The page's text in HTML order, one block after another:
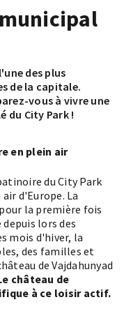
des plus
de la capitale.
vous à vivre une
du City Park !
en plein air
du City Park
d'Europe. La
la première fois
lors des
mois d'hiver, la
des familles et
de Vajdahunyad
château de
à ce loisir actif.